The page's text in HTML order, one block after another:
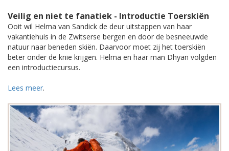
Veilig en niet te fanatiek - Introductie Toerskiën
Ooit wil Helma van Sandick de deur uitstappen van haar
vakantiehuis in de Zwitserse bergen en door de besneeuwde
natuur naar beneden skiën. Daarvoor moet zij het toerskiën
beter onder de knie krijgen. Helma en haar man Dhyan volgden
een introductiecursus.
Lees meer.